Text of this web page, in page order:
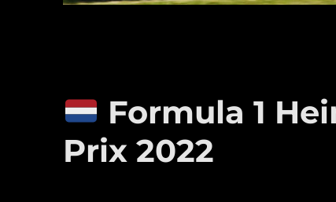
Formula 1
Prix 2022